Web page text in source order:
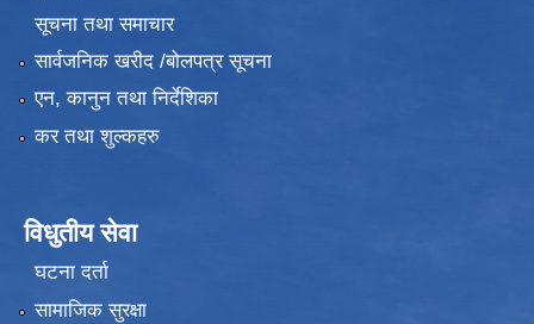
सूचना तथा समाचार
सार्वजनिक खरीद /बोलपत्र सूचना
एन, कानुन तथा निर्देशिका
कर तथा शुल्कहरु
विधुतीय सेवा
घटना दर्ता
सामाजिक सुरक्षा